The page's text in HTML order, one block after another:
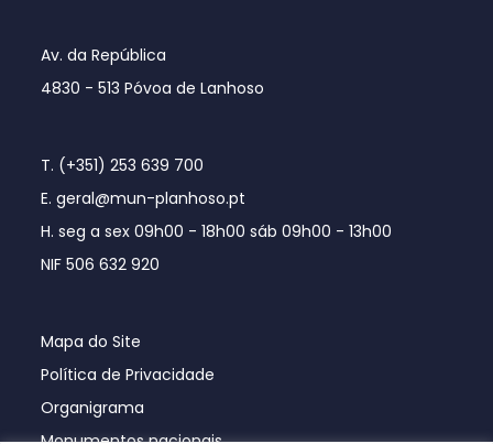
Av. da República
4830 - 513 Póvoa de Lanhoso
T. (+351) 253 639 700
E. geral@mun-planhoso.pt
H. seg a sex 09h00 - 18h00 sáb 09h00 - 13h00
NIF 506 632 920
Mapa do Site
Política de Privacidade
Organigrama